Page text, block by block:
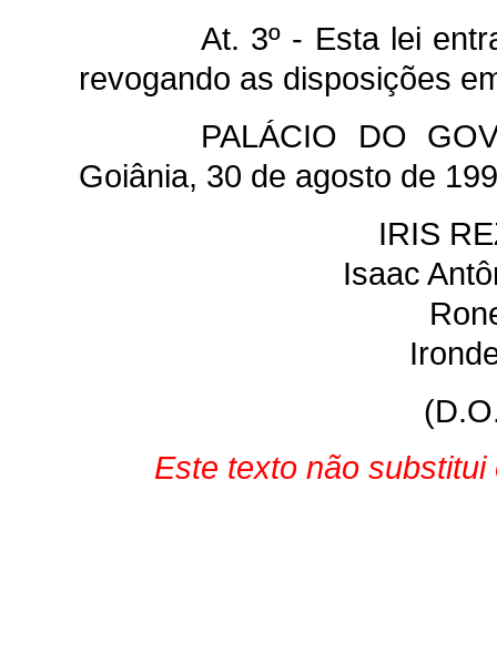
At. 3º - Esta lei
revogando as disposições
PALÁCIO DO
Goiânia, 30 de agosto de
IRIS
Isaac
Este texto não